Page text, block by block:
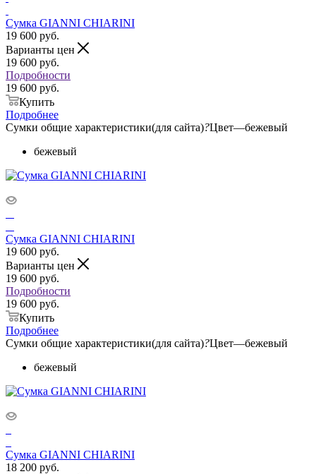
Сумка GIANNI CHIARINI
19 600 руб.
Варианты цен
19 600 руб.
Подробности
19 600 руб.
Купить
Подробнее
Сумки общие характеристики(для сайта)?Цвет—бежевый
бежевый
Сумка GIANNI CHIARINI
19 600 руб.
Варианты цен
19 600 руб.
Подробности
19 600 руб.
Купить
Подробнее
Сумки общие характеристики(для сайта)?Цвет—бежевый
бежевый
Сумка GIANNI CHIARINI
18 200 руб.